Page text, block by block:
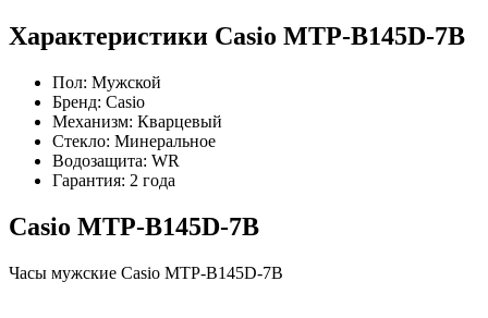
Характеристики Casio MTP-B145D-7B
Пол: Мужской
Бренд: Casio
Механизм: Кварцевый
Стекло: Минеральное
Водозащита: WR
Гарантия: 2 года
Casio MTP-B145D-7B
Часы мужские Casio MTP-B145D-7B